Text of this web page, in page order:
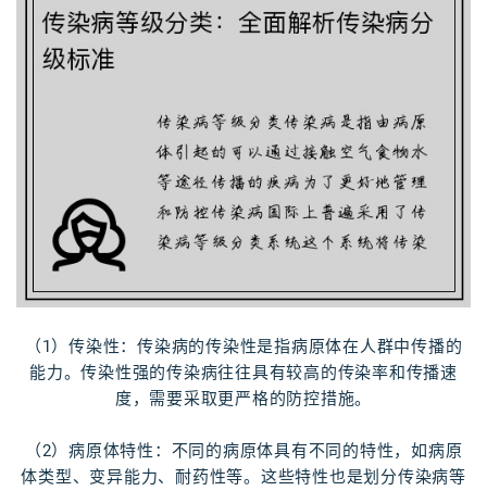
（1）传染性：传染病的传染性是指病原体在人群中传播的
能力。传染性强的传染病往往具有较高的传染率和传播速
度，需要采取更严格的防控措施。
（2）病原体特性：不同的病原体具有不同的特性，如病原
体类型、变异能力、耐药性等。这些特性也是划分传染病等